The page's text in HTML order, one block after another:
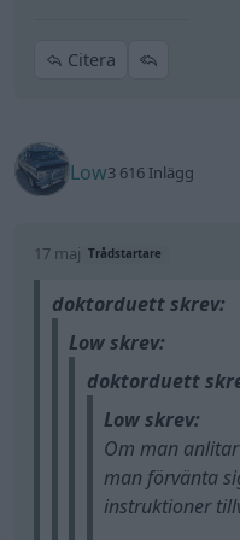
Citera
Low3 616 Inlägg
17 maj Trådstartare
doktorduett skrev:
Low skrev:
doktorduett
Low skrev:
Om man
man förvänta
instruktioner